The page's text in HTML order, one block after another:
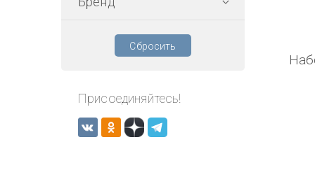
Сбросить
Присоединяйтесь!